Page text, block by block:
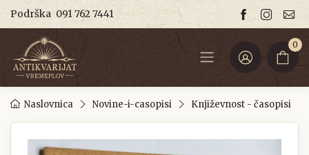
Podrška 091 762 7441
0
Naslovnica Novine-i-casopisi Književnost - časopisi